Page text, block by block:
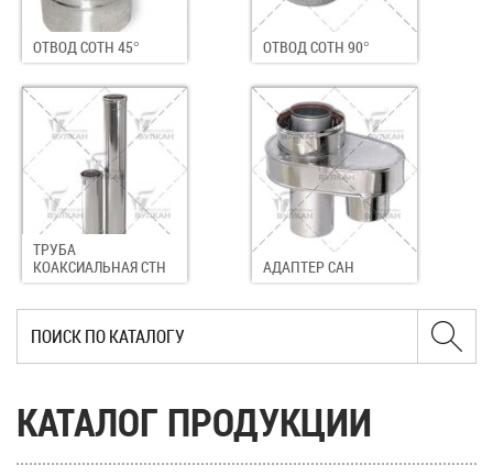
ОТВОД COTH 45° ОТВОД COTH 90°
ТРУБА
КОАКСИАЛЬНАЯ CTH
АДАПТЕР CAH
КАТАЛОГ ПРОДУКЦИИ